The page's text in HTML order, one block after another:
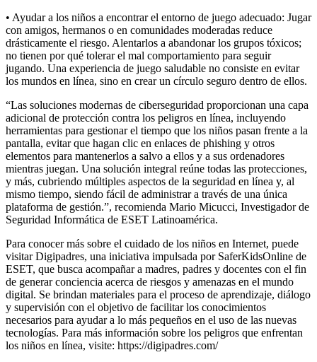
• Ayudar a los niños a encontrar el entorno de juego adecuado: Jugar
con amigos, hermanos o en comunidades moderadas reduce
drásticamente el riesgo. Alentarlos a abandonar los grupos tóxicos;
no tienen por qué tolerar el mal comportamiento para seguir
jugando. Una experiencia de juego saludable no consiste en evitar
los mundos en línea, sino en crear un círculo seguro dentro de ellos.
“Las soluciones modernas de ciberseguridad proporcionan una capa
adicional de protección contra los peligros en línea, incluyendo
herramientas para gestionar el tiempo que los niños pasan frente a la
pantalla, evitar que hagan clic en enlaces de phishing y otros
elementos para mantenerlos a salvo a ellos y a sus ordenadores
mientras juegan. Una solución integral reúne todas las protecciones,
y más, cubriendo múltiples aspectos de la seguridad en línea y, al
mismo tiempo, siendo fácil de administrar a través de una única
plataforma de gestión.”, recomienda Mario Micucci, Investigador de
Seguridad Informática de ESET Latinoamérica.
Para conocer más sobre el cuidado de los niños en Internet, puede
visitar Digipadres, una iniciativa impulsada por SaferKidsOnline de
ESET, que busca acompañar a madres, padres y docentes con el fin
de generar conciencia acerca de riesgos y amenazas en el mundo
digital. Se brindan materiales para el proceso de aprendizaje, diálogo
y supervisión con el objetivo de facilitar los conocimientos
necesarios para ayudar a lo más pequeños en el uso de las nuevas
tecnologías. Para más información sobre los peligros que enfrentan
los niños en línea, visite: https://digipadres.com/